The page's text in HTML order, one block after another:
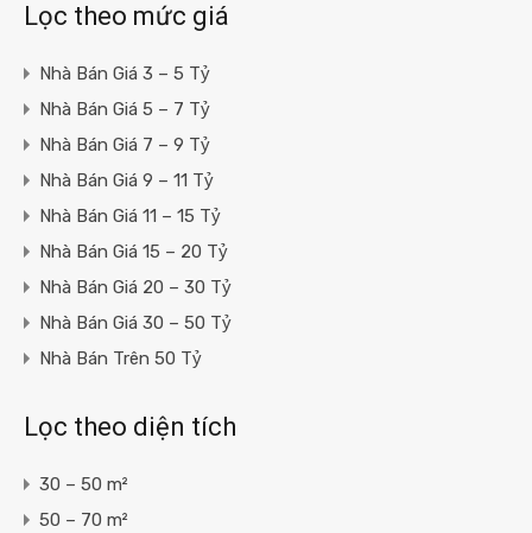
Lọc theo mức giá
Nhà Bán Giá 3 – 5 Tỷ
Nhà Bán Giá 5 – 7 Tỷ
Nhà Bán Giá 7 – 9 Tỷ
Nhà Bán Giá 9 – 11 Tỷ
Nhà Bán Giá 11 – 15 Tỷ
Nhà Bán Giá 15 – 20 Tỷ
Nhà Bán Giá 20 – 30 Tỷ
Nhà Bán Giá 30 – 50 Tỷ
Nhà Bán Trên 50 Tỷ
Lọc theo diện tích
30 – 50 m²
50 – 70 m²